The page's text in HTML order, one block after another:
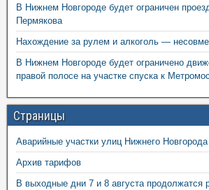
В Нижнем Новгороде будет ограничен
Пермякова
Нахождение за рулем и алкоголь —
В Нижнем Новгороде будет ограничено
правой полосе на участке спуска к
Страницы
Аварийные участки улиц Нижнего Новгорода
Архив тарифов
В выходные дни 7 и 8 августа продолжатся